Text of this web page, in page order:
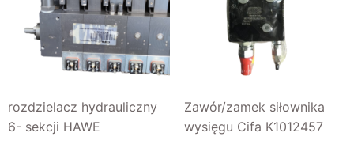
rozdzielacz hydrauliczny
6- sekcji HAWE
Zawór/zamek siłownika
wysięgu Cifa K1012457